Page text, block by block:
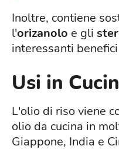
Inoltre, contiene
l'orizanolo e gli
interessanti
Usi in
L'olio di riso viene
olio da cucina in
Giappone, India e